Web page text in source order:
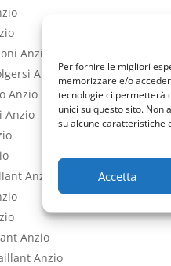
Per fornire le migliori
memorizzare e/o
tecnologie ci permetterà
unici su questo sito. Non
su alcune caratteristiche
Accetta
Anzio
Anzio
Anzio
Anzio
Anzio
Anzio
Anzio